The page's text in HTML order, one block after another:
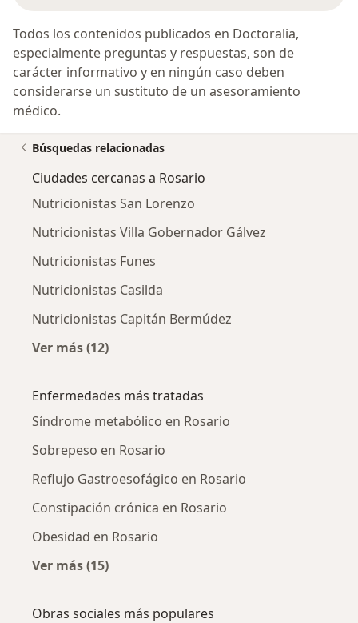
Todos los contenidos publicados en Doctoralia,
especialmente preguntas y respuestas, son de
carácter informativo y en ningún caso deben
considerarse un sustituto de un asesoramiento
médico.
Búsquedas relacionadas
Ciudades cercanas a Rosario
Nutricionistas San Lorenzo
Nutricionistas Villa Gobernador Gálvez
Nutricionistas Funes
Nutricionistas Casilda
Nutricionistas Capitán Bermúdez
Ver más (12)
Enfermedades más tratadas
Síndrome metabólico en Rosario
Sobrepeso en Rosario
Reflujo Gastroesofágico en Rosario
Constipación crónica en Rosario
Obesidad en Rosario
Ver más (15)
Obras sociales más populares